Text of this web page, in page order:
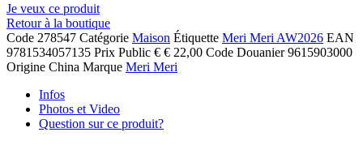
Je veux ce produit
Retour à la boutique
Code 278547 Catégorie Maison Étiquette Meri Meri AW2026 EAN
9781534057135 Prix Public € € 22,00 Code Douanier 9615903000
Origine China Marque Meri Meri
Infos
Photos et Video
Question sur ce produit?